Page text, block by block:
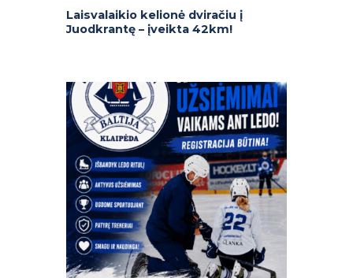
Laisvalaikio kelionė dviračiu į
Juodkrantę – įveikta 42km!